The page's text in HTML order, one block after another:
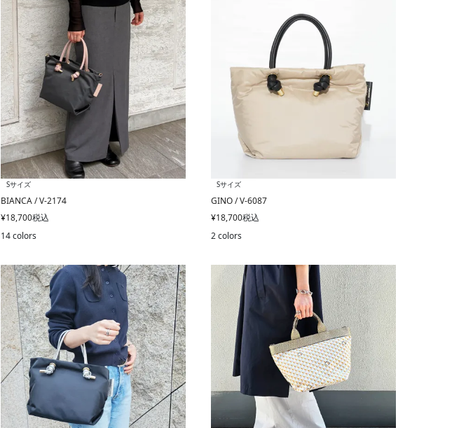
Sサイズ
BIANCA / V-2174
¥18,700税込
14 colors
Sサイズ
GINO / V-6087
¥18,700税込
2 colors